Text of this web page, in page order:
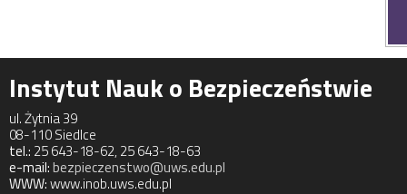
Instytut Nauk o Bezpieczeństwie
ul. Żytnia 39
08-110 Siedlce
tel.: 25 643-18-62, 25 643-18-63
e-mail:bezpieczenstwo@uws.edu.pl
WWW:www.inob.uws.edu.pl